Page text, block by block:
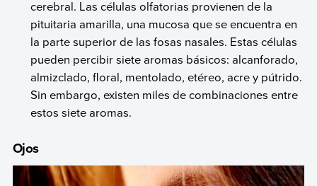
cerebral. Las células olfatorias provienen de la
pituitaria amarilla, una mucosa que se encuentra en
la parte superior de las fosas nasales. Estas células
pueden percibir siete aromas básicos: alcanforado,
almizclado, floral, mentolado, etéreo, acre y pútrido.
Sin embargo, existen miles de combinaciones entre
estos siete aromas.
Ojos